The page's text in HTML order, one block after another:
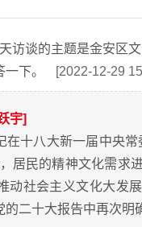
访谈的主题是金安区
下。
[2022-12-29
宇]
在十八大新一届中央
居民的精神文化需求
动社会主义文化大发
二十大报告中再次明